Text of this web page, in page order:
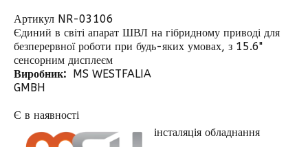
Артикул NR-03106
Єдиний в світі апарат ШВЛ на гібридному приводі для
безперервної роботи при будь-яких умовах, з 15.6"
сенсорним дисплеєм
Виробник:
MS WESTFALIA
GMBH
Є в наявності
інсталяція обладнання